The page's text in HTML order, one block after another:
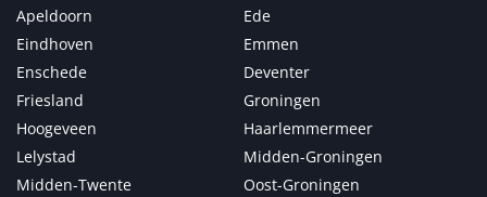
Apeldoorn
Ede
Eindhoven
Emmen
Enschede
Deventer
Friesland
Groningen
Hoogeveen
Haarlemmermeer
Lelystad
Midden-Groningen
Midden-Twente
Oost-Groningen